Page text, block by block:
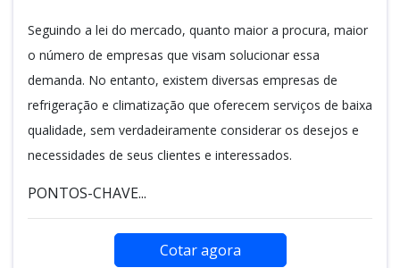
Seguindo a lei do mercado, quanto maior a procura, maior
o número de empresas que visam solucionar essa
demanda. No entanto, existem diversas empresas de
refrigeração e climatização que oferecem serviços de baixa
qualidade, sem verdadeiramente considerar os desejos e
necessidades de seus clientes e interessados.
PONTOS-CHAVE...
Cotar agora